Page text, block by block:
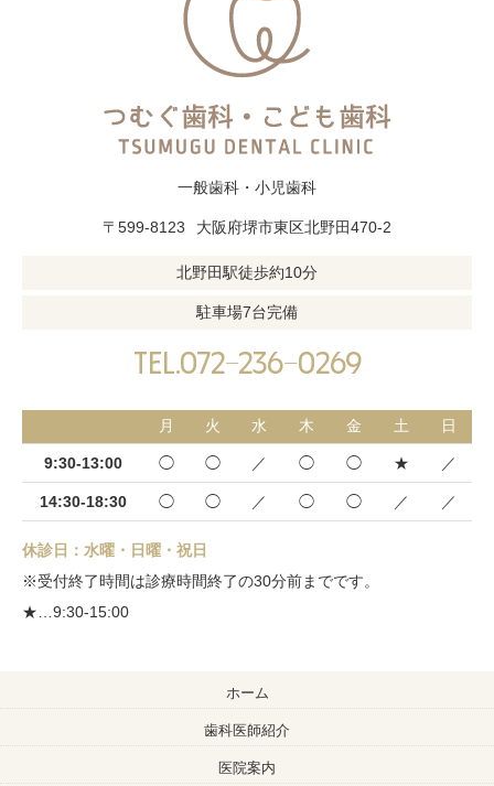
一般歯科・小児歯科
〒599-8123 大阪府堺市東区北野田470-2
北野田駅徒歩約10分
駐車場7台完備
tel.072-236-0269
月 火 水 木 金 土 日
9:30-13:00 ◯ ◯ ／ ◯ ◯ ★ ／
14:30-18:30 ◯ ◯ ／ ◯ ◯ ／ ／
休診日：水曜・日曜・祝日
※受付終了時間は診療時間終了の30分前までです。
★…9:30-15:00
ホーム
歯科医師紹介
医院案内